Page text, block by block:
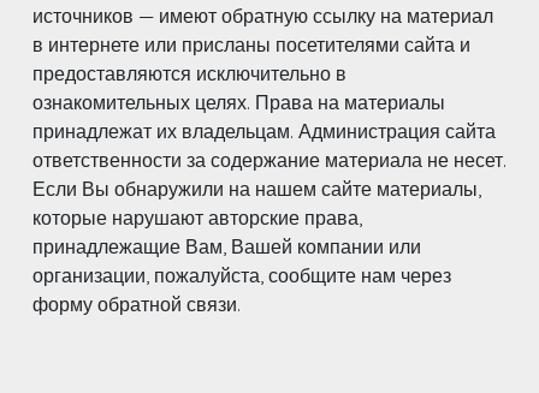
источников — имеют обратную ссылку на материал
в интернете или присланы посетителями сайта и
предоставляются исключительно в
ознакомительных целях. Права на материалы
принадлежат их владельцам. Администрация сайта
ответственности за содержание материала не несет.
Если Вы обнаружили на нашем сайте материалы,
которые нарушают авторские права,
принадлежащие Вам, Вашей компании или
организации, пожалуйста, сообщите нам через
форму обратной связи.